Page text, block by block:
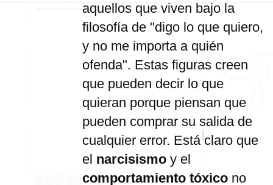
aquellos que viven bajo la
filosofía de "digo lo que quiero,
y no me importa a quién
ofenda". Estas figuras creen
que pueden decir lo que
quieran porque piensan que
pueden comprar su salida de
cualquier error. Estáclaro que
el narcisismo y el
comportamiento tóxico no